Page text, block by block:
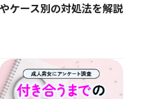
やケース別の対処法を解説